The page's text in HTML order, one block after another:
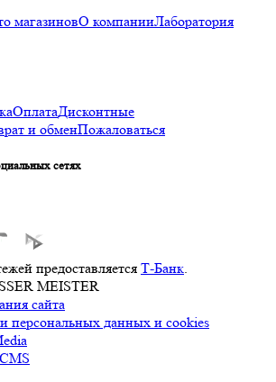
магазиновО компанииЛаборатория
ОплатаДисконтные
и обменПожаловаться
сетях
предоставляется Т-Банк
MEISTER
сайта
персональных данных и cookies